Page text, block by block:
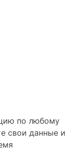
по любому
свои данные и